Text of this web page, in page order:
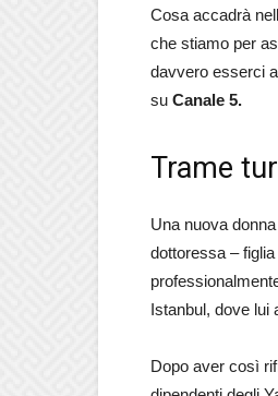
Cosa accadrà
che stiamo per
davvero esserci
su Canale 5.
Trame
Una nuova
dottoressa –
Istanbul, dove lui
Dopo aver così